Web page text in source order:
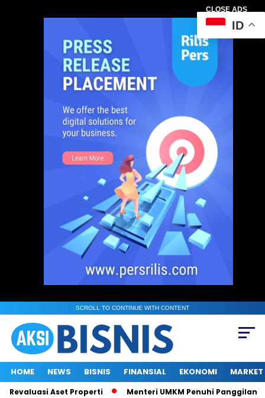
CLOSE ADS
SCROLL TO CONTINUE WITH CONTENT
HOME NEWS BISNIS FINANSIAL EKONOMI MARKET
Aset Properti Menteri UMKM Penuhi Panggilan KPK
ID